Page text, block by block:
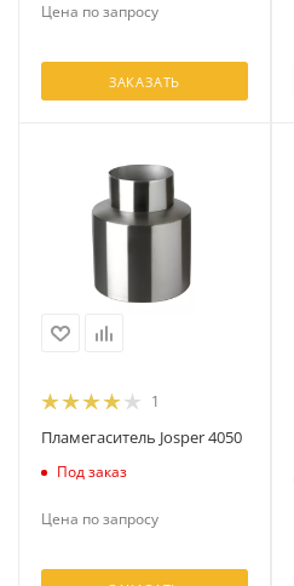
Цена по запросу
ЗАКАЗАТЬ
1
Пламегаситель Josper 4050
Под заказ
Цена по запросу